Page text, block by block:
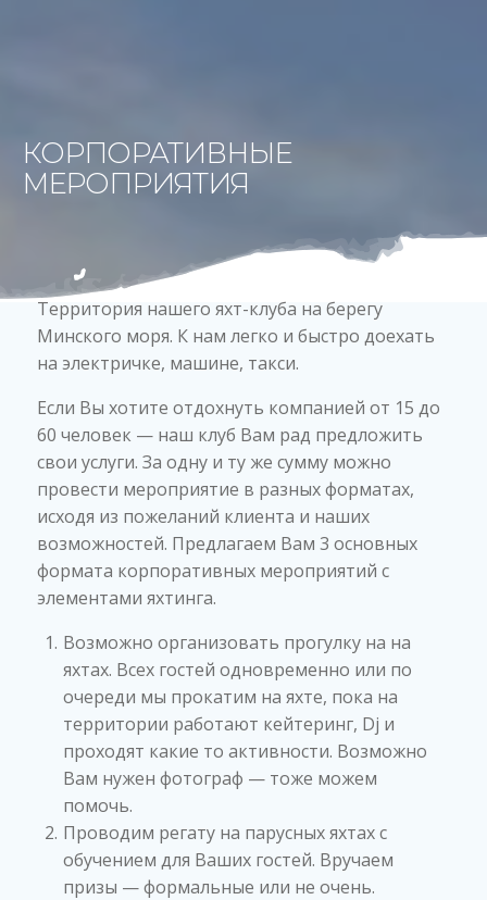
КОРПОРАТИВНЫЕ
МЕРОПРИЯТИЯ
Территория нашего яхт-клуба на берегу
Минского моря. К нам легко и быстро доехать
на электричке, машине, такси.
Если Вы хотите отдохнуть компанией от 15 до
60 человек — наш клуб Вам рад предложить
свои услуги. За одну и ту же сумму можно
провести мероприятие в разных форматах,
исходя из пожеланий клиента и наших
возможностей. Предлагаем Вам 3 основных
формата корпоративных мероприятий с
элементами яхтинга.
Возможно организовать прогулку на на
яхтах. Всех гостей одновременно или по
очереди мы прокатим на яхте, пока на
территории работают кейтеринг, Dj и
проходят какие то активности. Возможно
Вам нужен фотограф — тоже можем
помочь.
Проводим регату на парусных яхтах с
обучением для Ваших гостей. Вручаем
призы — формальные или не очень.